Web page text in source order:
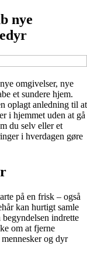
nye
omgivelser, nye
et sundere hjem.
oplagt anledning til at
i hjemmet uden at gå
du selv eller et
i hverdagen gøre
på en frisk – også
kan hurtigt samle
indrette
om at fjerne
og dyr